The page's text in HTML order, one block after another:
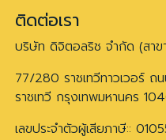
ติดต่อเรา
บริษัท ดิจิตอลริช จำกัด (สาข
77/280 ราชเทวีทาวเวอร์
ราชเทวี กรุงเทพมหานคร
เลขประจำตัวผู้เสียภาษี::